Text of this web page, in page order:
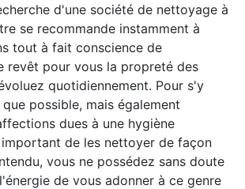
d'une société de nettoyage à
se recommande instamment à
tout à fait conscience de
revêt pour vous la propreté des
quotidiennement. Pour s'y
possible, mais également
dues à une hygiène
de les nettoyer de façon
vous ne possédez sans doute
de vous adonner à ce genre